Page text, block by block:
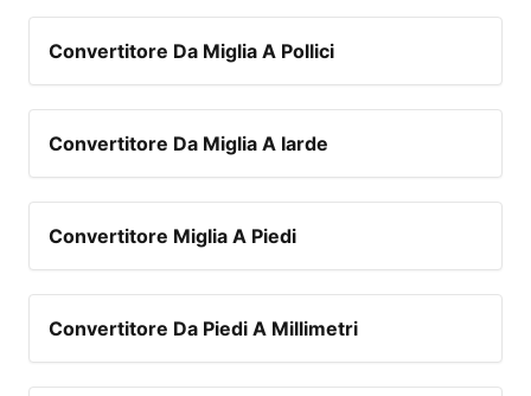
Convertitore Da Miglia A Pollici
Convertitore Da Miglia A Iarde
Convertitore Miglia A Piedi
Convertitore Da Piedi A Millimetri